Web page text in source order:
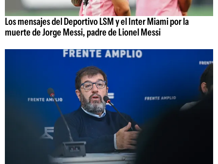
Los mensajes del Deportivo LSM y el Inter Miami por la
muerte de Jorge Messi, padre de Lionel Messi